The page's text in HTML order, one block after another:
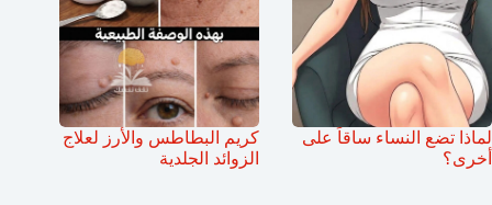
لماذا تضع النساء ساقاً على
أخرى؟
كريم البطاطس والأرز لعلاج
الزوائد الجلدية